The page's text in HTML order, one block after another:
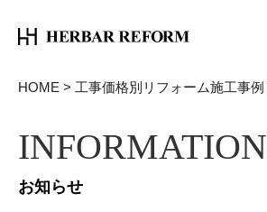
HOME > 工事価格別リフォーム施工事例
INFORMATION
お知らせ